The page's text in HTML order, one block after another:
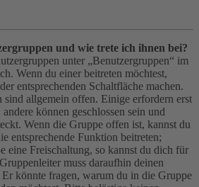
und wie trete ich ihnen bei?
unter „Benutzergruppen“ im
Wenn du einer beitreten möchtest,
entsprechenden Schaltfläche machen.
sind allgemein offen. Einige erfordern erst
können geschlossen sein und
Wenn die Gruppe offen ist, kannst du
entsprechende Funktion beitreten;
eine Freischaltung, so kannst du dich für
muss daraufhin deinen
könnte fragen, warum du in die Gruppe